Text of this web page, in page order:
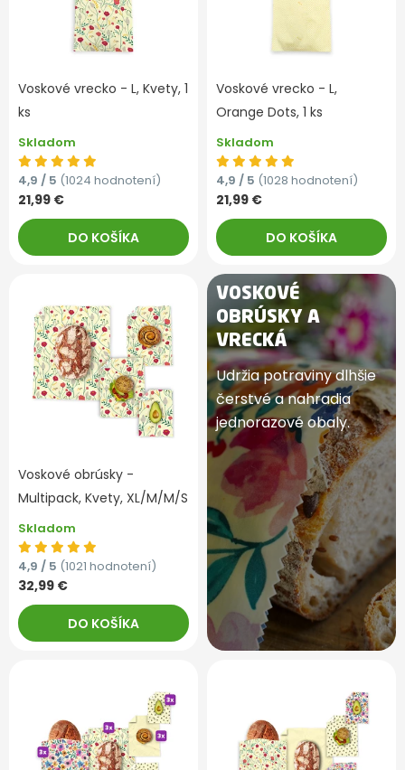
Voskové vrecko - L, Kvety, 1
ks
Skladom
4,9 / 5 (1024 hodnotení)
21,99 €
DO KOŠÍKA
Voskové vrecko - L,
Orange Dots, 1 ks
Skladom
4,9 / 5 (1028 hodnotení)
21,99 €
DO KOŠÍKA
Voskové obrúsky -
Multipack, Kvety, XL/M/M/S
Skladom
4,9 / 5 (1021 hodnotení)
32,99 €
DO KOŠÍKA
VOSKOVÉ
OBRÚSKY A
VRECKÁ
Udržia potraviny dlhšie
čerstvé a nahradia
jednorazové obaly.